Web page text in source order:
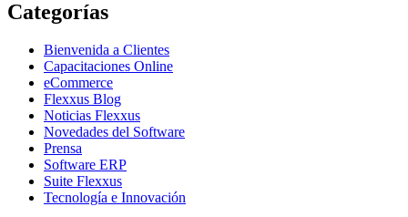
Categorías
Bienvenida a Clientes
Capacitaciones Online
eCommerce
Flexxus Blog
Noticias Flexxus
Novedades del Software
Prensa
Software ERP
Suite Flexxus
Tecnología e Innovación